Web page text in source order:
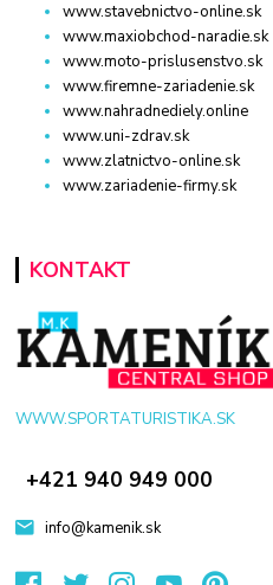
www.stavebnictvo-online.sk
www.maxiobchod-naradie.sk
www.moto-prislusenstvo.sk
www.firemne-zariadenie.sk
www.nahradnediely.online
www.uni-zdrav.sk
www.zlatnictvo-online.sk
www.zariadenie-firmy.sk
KONTAKT
WWW.SPORTATURISTIKA.SK
+421 940 949 000
info@kamenik.sk